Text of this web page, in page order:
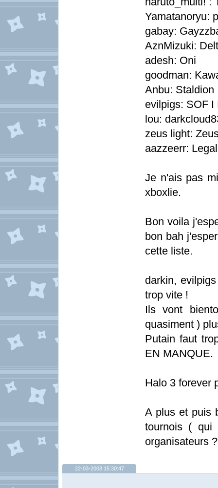
Yamatanoryu:
gabay:
AznMizuki:
adesh: Oni
goodman:
Anbu: Staldion
evilpigs: SOF I
lou:
zeus light:
aazzeerr:
Je n'ais pas
xboxlie.
Bon voila
bon bah
cette liste.
darkin,
trop vite !
Ils vont
quasiment )
Putain faut
EN MANQUE.
Halo 3 forever
A plus et puis
tournois ( qui
organisateurs
22-03-2008 15:30:47